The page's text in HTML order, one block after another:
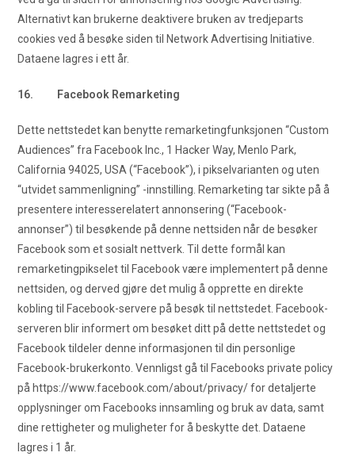
Alternativt kan brukerne deaktivere bruken av tredjeparts
cookies ved å besøke siden til Network Advertising Initiative.
Dataene lagres i ett år.
16. Facebook Remarketing
Dette nettstedet kan benytte remarketingfunksjonen “Custom
Audiences” fra Facebook Inc., 1 Hacker Way, Menlo Park,
California 94025, USA (“Facebook”), i pikselvarianten og uten
“utvidet sammenligning” -innstilling. Remarketing tar sikte på å
presentere interesserelatert annonsering (“Facebook-
annonser”) til besøkende på denne nettsiden når de besøker
Facebook som et sosialt nettverk. Til dette formål kan
remarketingpikselet til Facebook være implementert på denne
nettsiden, og derved gjøre det mulig å opprette en direkte
kobling til Facebook-servere på besøk til nettstedet. Facebook-
serveren blir informert om besøket ditt på dette nettstedet og
Facebook tildeler denne informasjonen til din personlige
Facebook-brukerkonto. Vennligst gå til Facebooks private policy
på https://www.facebook.com/about/privacy/ for detaljerte
opplysninger om Facebooks innsamling og bruk av data, samt
dine rettigheter og muligheter for å beskytte det. Dataene
lagres i 1 år.